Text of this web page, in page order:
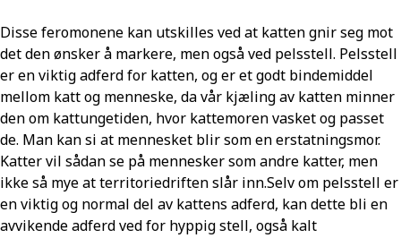
Disse feromonene kan utskilles ved at katten gnir seg mot
det den ønsker å markere, men også ved pelsstell. Pelsstell
er en viktig adferd for katten, og er et godt bindemiddel
mellom katt og menneske, da vår kjæling av katten minner
den om kattungetiden, hvor kattemoren vasket og passet
de. Man kan si at mennesket blir som en erstatningsmor.
Katter vil sådan se på mennesker som andre katter, men
ikke så mye at territoriedriften slår inn.Selv om pelsstell er
en viktig og normal del av kattens adferd, kan dette bli en
avvikende adferd ved for hyppig stell, også kalt